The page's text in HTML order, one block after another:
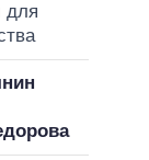
для